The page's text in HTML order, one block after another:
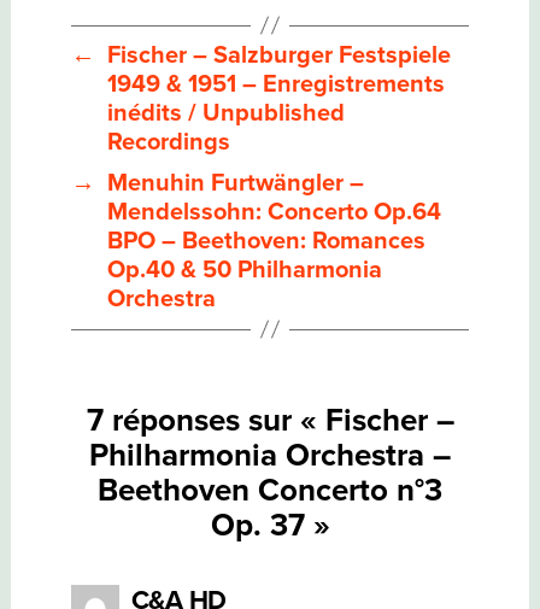
ORCHESTRA
–
BEETHOVEN
CONCERTO
N°3
OP.
37
←
Fischer – Salzburger Festspiele
1949 & 1951 – Enregistrements
inédits / Unpublished
Recordings
→
Menuhin Furtwängler –
Mendelssohn: Concerto Op.64
BPO – Beethoven: Romances
Op.40 & 50 Philharmonia
Orchestra
7 réponses sur « Fischer –
Philharmonia Orchestra –
Beethoven Concerto n°3
Op. 37 »
C&A HDdit :